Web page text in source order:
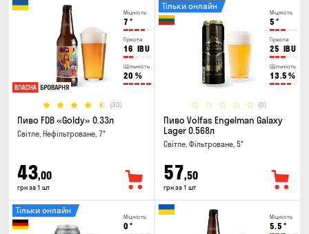
Міцність
7 °
Гіркота
16 IBU
Щільність
20 %
(30)
Пиво FDB «Goldy» 0.33л
Світле, Нефільтроване, 7°
43,00
грн за 1 шт
Міцність
5 °
Гіркота
25 IBU
Щільність
13.5 %
(0)
Тільки онлайн
Пиво Volfas Engelman Galaxy
Lager 0.568л
Світле, Фільтроване, 5°
57,50
грн за 1 шт
Міцність
0 °
Тільки онлайн
Міцність
5.5 °